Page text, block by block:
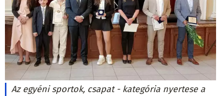
Az egyéni sportok, csapat - kategória nyertese a